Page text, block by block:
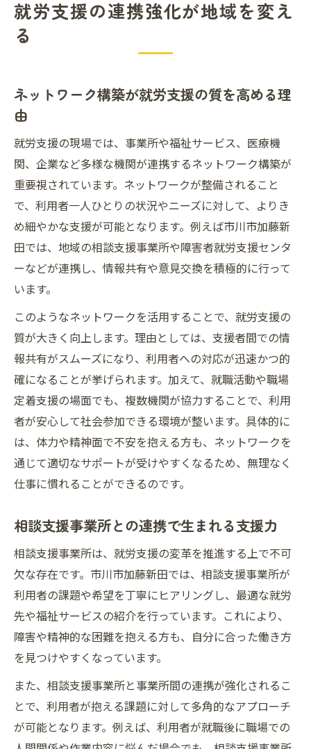
就労支援の連携強化が地域を変え
る
ネットワーク構築が就労支援の質を高める理
由
就労支援の現場では、事業所や福祉サービス、医療機
関、企業など多様な機関が連携するネットワーク構築が
重要視されています。ネットワークが整備されること
で、利用者一人ひとりの状況やニーズに対して、よりき
め細やかな支援が可能となります。例えば市川市加藤新
田では、地域の相談支援事業所や障害者就労支援センタ
ーなどが連携し、情報共有や意見交換を積極的に行って
います。
このようなネットワークを活用することで、就労支援の
質が大きく向上します。理由としては、支援者間での情
報共有がスムーズになり、利用者への対応が迅速かつ的
確になることが挙げられます。加えて、就職活動や職場
定着支援の場面でも、複数機関が協力することで、利用
者が安心して社会参加できる環境が整います。具体的に
は、体力や精神面で不安を抱える方も、ネットワークを
通じて適切なサポートが受けやすくなるため、無理なく
仕事に慣れることができるのです。
相談支援事業所との連携で生まれる支援力
相談支援事業所は、就労支援の変革を推進する上で不可
欠な存在です。市川市加藤新田では、相談支援事業所が
利用者の課題や希望を丁寧にヒアリングし、最適な就労
先や福祉サービスの紹介を行っています。これにより、
障害や精神的な困難を抱える方も、自分に合った働き方
を見つけやすくなっています。
また、相談支援事業所と事業所間の連携が強化されるこ
とで、利用者が抱える課題に対して多角的なアプローチ
が可能となります。例えば、利用者が就職後に職場での